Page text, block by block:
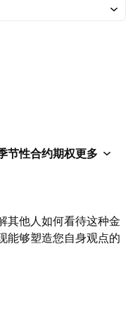
节性合约期权更多
其他人如何看待这种金
能够塑造您自身观点的